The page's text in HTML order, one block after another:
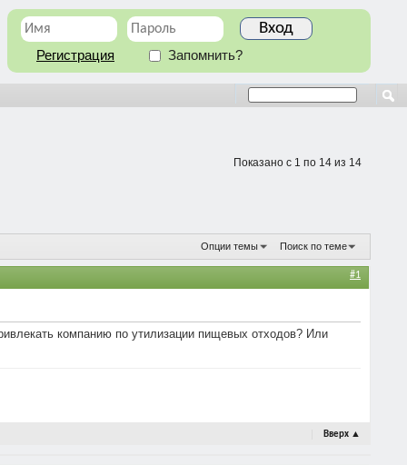
Регистрация Запомнить?
Показано с 1 по 14 из 14
Опции темы Поиск по теме
#1
компанию по утилизации пищевых отходов? Или
Вверх ▲